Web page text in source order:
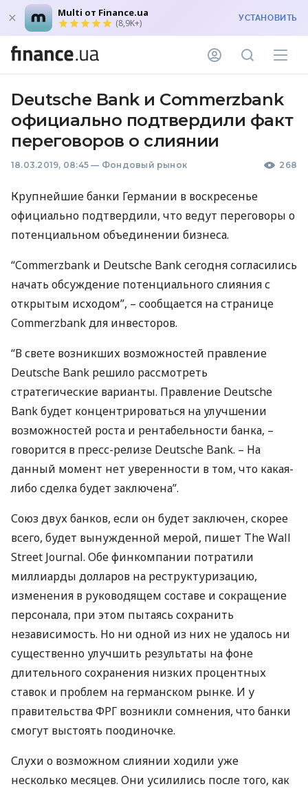
Multi от Finance.ua
(8,9K+) УСТАНОВИТЬ
Deutsche Bank и Commerzbank
официально подтвердили факт
переговоров о слиянии
18.03.2019, 08:45 — Фондовый рынок 268
Крупнейшие банки Германии в воскресенье
официально подтвердили, что ведут переговоры о
потенциальном объединении бизнеса.
“Commerzbank и Deutsche Bank сегодня согласились
начать обсуждение потенциального слияния с
открытым исходом”, – сообщается на странице
Commerzbank для инвесторов.
“В свете возникших возможностей правление
Deutsche Bank решило рассмотреть
стратегические варианты. Правление Deutsche
Bank будет концентрироваться на улучшении
возможностей роста и рентабельности банка, –
говорится в пресс-релизе Deutsche Bank. – На
данный момент нет уверенности в том, что какая-
либо сделка будет заключена”.
Союз двух банков, если он будет заключен, скорее
всего, будет вынужденной мерой, пишет The Wall
Street Journal. Обе финкомпании потратили
миллиарды долларов на реструктуризацию,
изменения в руководящем составе и сокращение
персонала, при этом пытаясь сохранить
независимость. Но ни одной из них не удалось ни
существенно улучшить результаты на фоне
длительного сохранения низких процентных
ставок и проблем на германском рынке. И у
правительстваФРГ возникли сомнения, что банки
смогут выстоять поодиночке.
Слухи о возможном слиянии ходили уже
несколько месяцев. Они усилились после того, как